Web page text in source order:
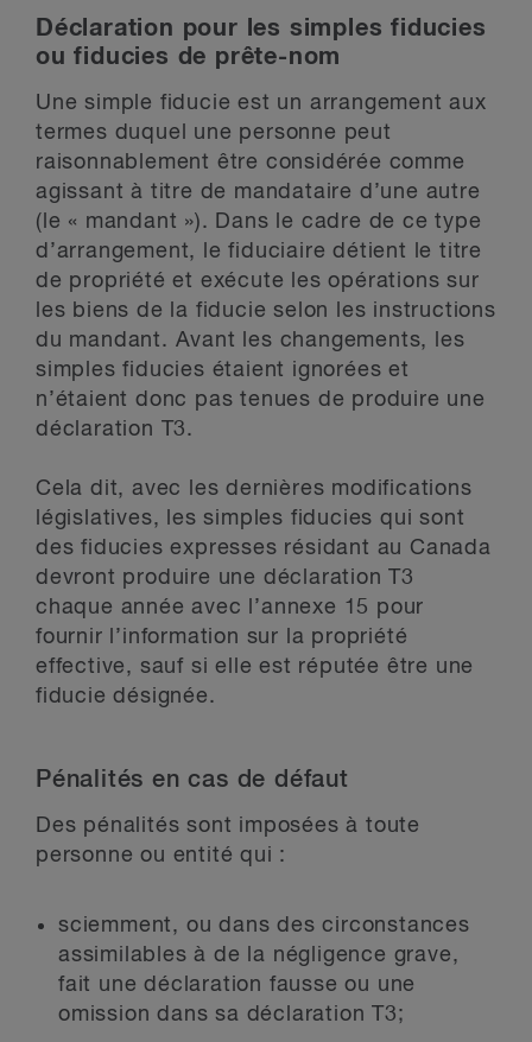
Déclaration pour les simples fiducies
ou fiducies de prête-nom
Une simple fiducie est un arrangement aux
termes duquel une personne peut
raisonnablement être considérée comme
agissant à titre de mandataire d’une autre
(le « mandant »). Dans le cadre de ce type
d’arrangement, le fiduciaire détient le titre
de propriété et exécute les opérations sur
les biens de la fiducie selon les instructions
du mandant. Avant les changements, les
simples fiducies étaient ignorées et
n’étaient donc pas tenues de produire une
déclaration T3.
Cela dit, avec les dernières modifications
législatives, les simples fiducies qui sont
des fiducies expresses résidant au Canada
devront produire une déclaration T3
chaque année avec l’annexe 15 pour
fournir l’information sur la propriété
effective, sauf si elle est réputée être une
fiducie désignée.
Pénalités en cas de défaut
Des pénalités sont imposées à toute
personne ou entité qui :
sciemment, ou dans des circonstances
assimilables à de la négligence grave,
fait une déclaration fausse ou une
omission dans sa déclaration T3;